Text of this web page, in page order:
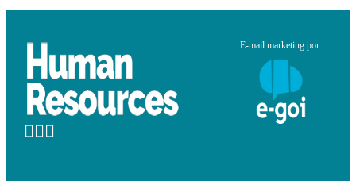
E-mail marketing por: